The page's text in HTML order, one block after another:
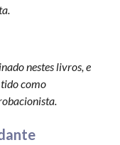
nestes livros, e
tido como